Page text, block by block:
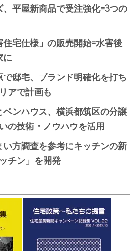
平屋新商品で受注強化=3つの
宅仕様」の販売開始=水害後
に
邸宅、ブランド明確化を打ち
アで計画も
ンハウス、横浜都筑区の分譲
の技術・ノウハウを活用
方調査を参考にキッチンの新
チン」を開発